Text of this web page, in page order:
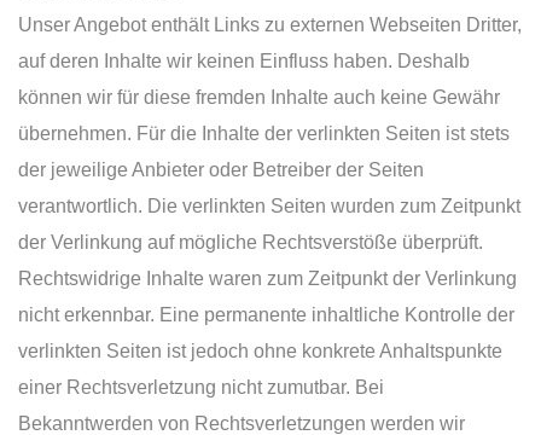
Unser Angebot enthält Links zu externen Webseiten Dritter,
auf deren Inhalte wir keinen Einfluss haben. Deshalb
können wir für diese fremden Inhalte auch keine Gewähr
übernehmen. Für die Inhalte der verlinkten Seiten ist stets
der jeweilige Anbieter oder Betreiber der Seiten
verantwortlich. Die verlinkten Seiten wurden zum Zeitpunkt
der Verlinkung auf mögliche Rechtsverstöße überprüft.
Rechtswidrige Inhalte waren zum Zeitpunkt der Verlinkung
nicht erkennbar. Eine permanente inhaltliche Kontrolle der
verlinkten Seiten ist jedoch ohne konkrete Anhaltspunkte
einer Rechtsverletzung nicht zumutbar. Bei
Bekanntwerden von Rechtsverletzungen werden wir